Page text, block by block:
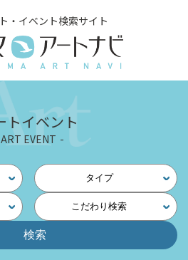
・イベント検索サイト
トイベント
ART EVENT
タイプ
こだわり検索